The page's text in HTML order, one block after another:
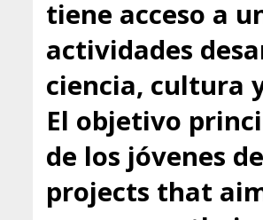
tiene acceso a
actividades
ciencia, cultura
El objetivo
de los jóvenes
projects that